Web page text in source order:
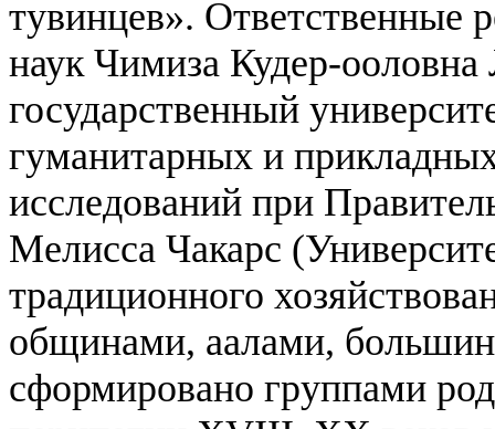
тувинцев». Ответственные
наук Чимиза Кудер-
государственный
гуманитарных и
исследований при
Мелисса Чакарс
традиционного
общинами, аалами,
сформировано группами